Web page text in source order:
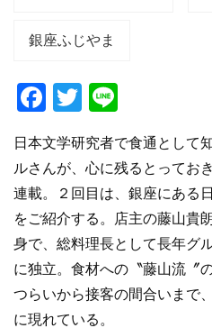
銀座ふじやま
F
c
e
b
o
o
k
T
tt
er
e
日本文学研究者で食通として
ルさんが、心に残るとってお
連載。２回目は、銀座にある
をご紹介する。店主の藤山貴
身で、総料理長として長年グ
に独立。食材への〝藤山流〞
つらいから接客の間合いまで
に現れている。